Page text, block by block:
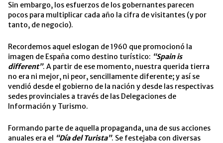
Sin embargo, los esfuerzos de los gobernantes parecen
pocos para multiplicar cada año la cifra de visitantes (y por
tanto, de negocio).
Recordemos aquel eslogan de 1960 que promocionó la
imagen de España como destino turístico: “Spain is
different”. A partir de ese momento, nuestra querida tierra
no era ni mejor, ni peor, sencillamente diferente; y así se
vendió desde el gobierno de la nación y desde las respectivas
sedes provinciales a través de las Delegaciones de
Información y Turismo.
Formando parte de aquella propaganda, una de sus acciones
anuales era el “Día del Turista”. Se festejaba con diversas